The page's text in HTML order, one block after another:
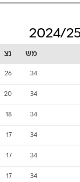
מש נצ
34
26
34
20
34
18
34
17
34
17
34
17